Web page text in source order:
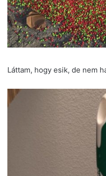
Láttam, hogy esik, de nem